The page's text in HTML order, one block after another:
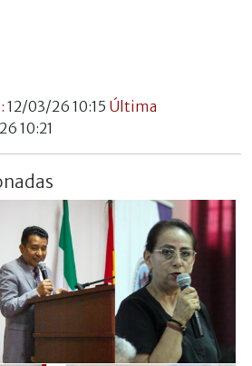
12/03/26 10:15 Última
10:21